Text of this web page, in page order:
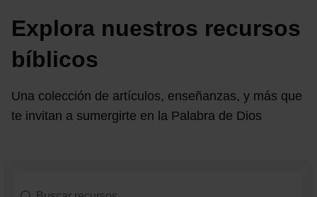
Explora nuestros recursos
bíblicos
Una colección de artículos, enseñanzas, y más que
te invitan a sumergirte en la Palabra de Dios